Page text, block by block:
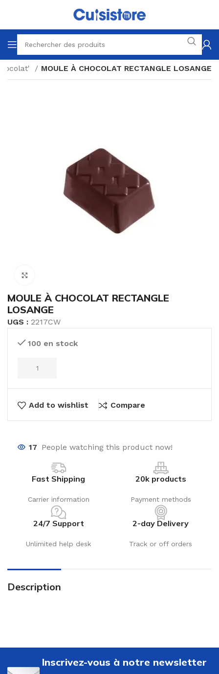
MOULE À CHOCOLAT RECTANGLE LOSANGE
MOULE À CHOCOLAT RECTANGLE
LOSANGE
UGS : 2217CW
100 en stock
Add to wishlist Compare
17 People watching this product now!
Fast Shipping
Carrier information
20k products
Payment methods
24/7 Support
Unlimited help desk
2-day Delivery
Track or off orders
Description
Inscrivez-vous à notre newsletter